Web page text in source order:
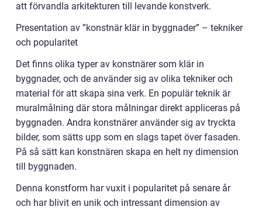
att förvandla arkitekturen till levande konstverk.
Presentation av ”konstnär klär in byggnader” – tekniker
och popularitet
Det finns olika typer av konstnärer som klär in
byggnader, och de använder sig av olika tekniker och
material för att skapa sina verk. En populär teknik är
muralmålning där stora målningar direkt appliceras på
byggnaden. Andra konstnärer använder sig av tryckta
bilder, som sätts upp som en slags tapet över fasaden.
På så sätt kan konstnären skapa en helt ny dimension
till byggnaden.
Denna konstform har vuxit i popularitet på senare år
och har blivit en unik och intressant dimension av